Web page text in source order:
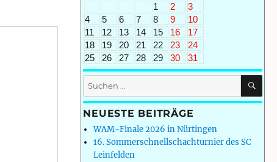
1
2
3
4
5 6 7 8 9
10
11
12 13 14 15 16
17
18
19 20 21 22 23
24
25
26 27 28 29 30 31
Suchen
nach:
NEUESTE BEITRÄGE
WAM-Finale 2026 in Nürtingen
16. Sommerschnellschachturnier des SC
Leinfelden